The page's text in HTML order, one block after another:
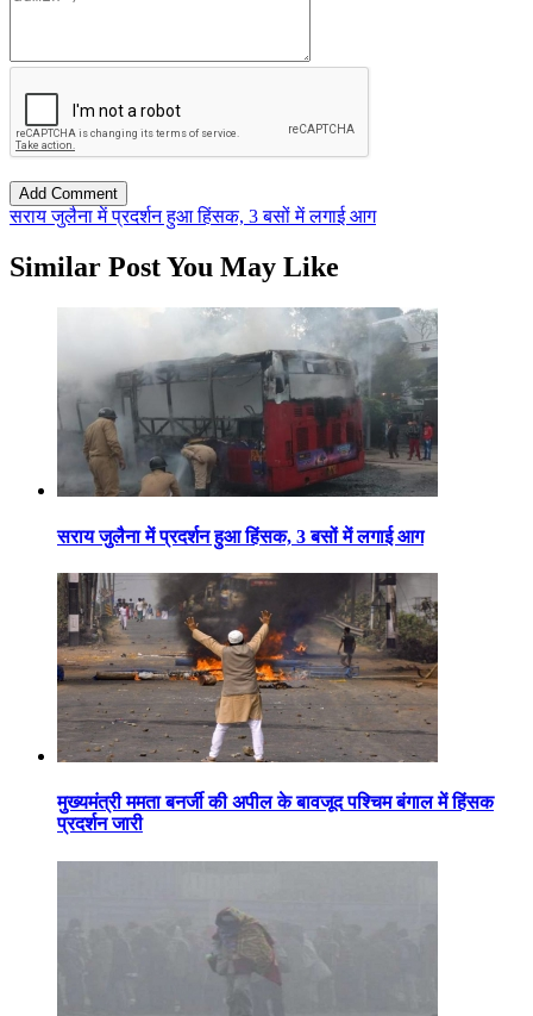
सराय जुलैना में प्रदर्शन हुआ हिंसक, 3 बसों में लगाई आग
Similar Post You May Like
सराय जुलैना में प्रदर्शन हुआ हिंसक, 3 बसों में लगाई आग
मुख्यमंत्री ममता बनर्जी की अपील के बावजूद पश्चिम बंगाल में हिंसक
प्रदर्शन जारी